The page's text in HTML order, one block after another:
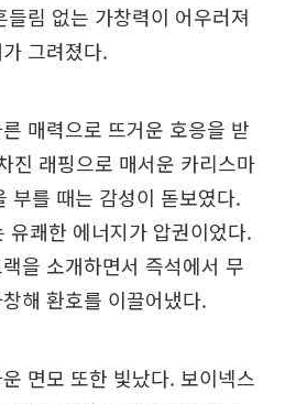
림 없는 가창력이 어우러져
그려졌다.
매력으로 뜨거운 호응을 받
진 래핑으로 매서운 카리스마
부를 때는 감성이 돋보였다.
유쾌한 에너지가 압권이었다.
을 소개하면서 즉석에서 무
해 환호를 이끌어냈다.
면모 또한 빛났다. 보이넥스